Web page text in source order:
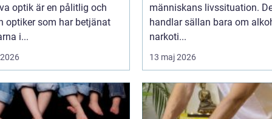
optik är en pålitlig och
optiker som har betjänat
i...
människans livssituation.
handlar sällan bara om
narkoti...
13 maj 2026